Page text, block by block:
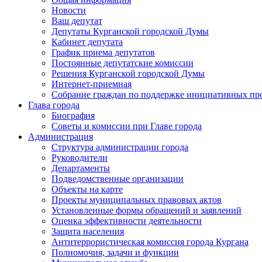
Новости
Ваш депутат
Депутаты Курганской городской Думы
Кабинет депутата
График приема депутатов
Постоянные депутатские комиссии
Решения Курганской городской Думы
Интернет-приемная
Собрание граждан по поддержке инициативных
Глава города
Биография
Советы и комиссии при Главе города
Администрация
Структура администрации города
Руководители
Департаменты
Подведомственные организации
Объекты на карте
Проекты муниципальных правовых актов
Установленные формы обращений и заявлений
Оценка эффективности деятельности
Защита населения
Антитеррористическая комиссия города Кургана
Полномочия, задачи и функции